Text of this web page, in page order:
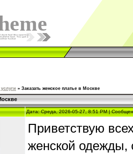
» Заказать женское платье в Москве
Дата: Среда, 2026-05-27, 8:51 PM |
Приветствую
женской одежды,